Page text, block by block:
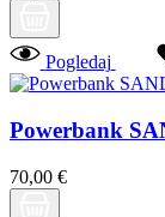
Pogledaj
Powerbank
70,00 €